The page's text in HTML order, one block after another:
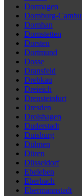
Dormagen
Dornburg-
Dornhan
Dornstetten
Dorsten
Dortmund
Dosse
Dransfeld
Drebkau
Dreieich
Drensteinfurt
Dresden
Drolshagen
Duderstadt
Duisburg
Dülmen
Düren
Düsseldorf
Ebeleben
Eberbach
Ebermannstadt